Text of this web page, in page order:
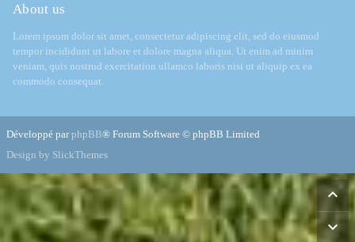
About us
Lorem ipsum dolor sit amet, consectetur adipiscing elit, sed do eiusmod
tempor incididunt ut labore et dolore magna aliqua. Ut enim ad minim
veniam, quis nostrud exercitation ullamco laboris nisi ut aliquip ex ea
commodo consequat.
Développé parphpBB® Forum Software © phpBB Limited
Design by SlickThemes